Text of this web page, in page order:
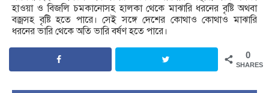
হাওয়া ও বিজলি চমকানোসহ হালকা থেকে মাঝারি ধরনের বৃষ্টি অথবা
বজ্রসহ বৃষ্টি হতে পারে। সেই সঙ্গে দেশের কোথাও কোথাও মাঝারি
ধরনের ভারি থেকে অতি ভারি বর্ষণ হতে পারে।
0
SHARES